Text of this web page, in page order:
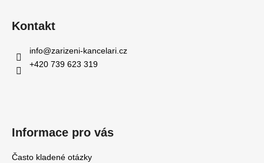
Kontakt
info@zarizeni-kancelari.cz
+420 739 623 319
Informace pro vás
Často kladené otázky